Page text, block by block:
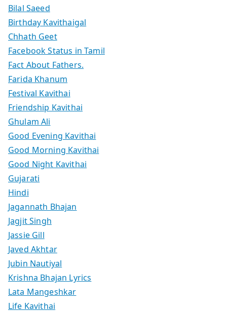
Bilal Saeed
Birthday Kavithaigal
Chhath Geet
Facebook Status in Tamil
Fact About Fathers.
Farida Khanum
Festival Kavithai
Friendship Kavithai
Ghulam Ali
Good Evening Kavithai
Good Morning Kavithai
Good Night Kavithai
Gujarati
Hindi
Jagannath Bhajan
Jagjit Singh
Jassie Gill
Javed Akhtar
Jubin Nautiyal
Krishna Bhajan Lyrics
Lata Mangeshkar
Life Kavithai